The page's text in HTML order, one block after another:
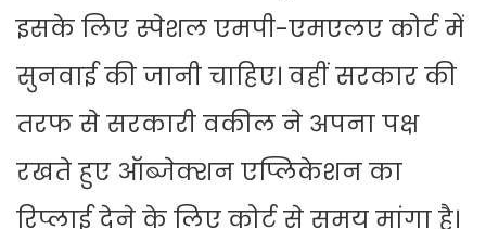
इसके लिए स्पेशल एमपी-एमएलए कोर्ट में
सुनवाई की जानी चाहिए। वहीं सरकार की
तरफ से सरकारी वकील ने अपना पक्ष
रखते हुए ऑब्जेक्शन एप्लिकेशन का
रिप्लाई देने के लिए कोर्ट से समय मांगा है।